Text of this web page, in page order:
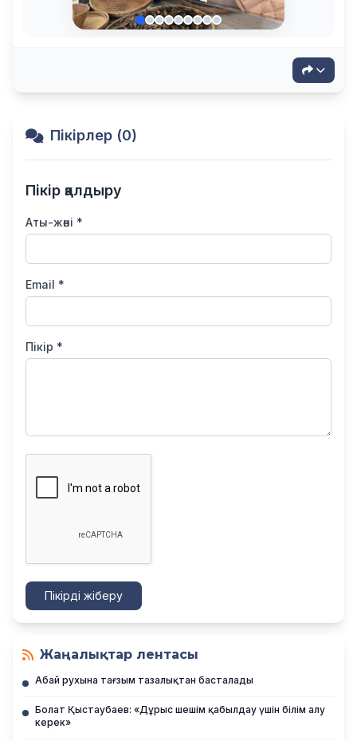
Пікірлер (0)
Пікір қалдыру
Аты-жөні *
Email *
Пікір *
Пікірді жіберу
Жаңалықтар лентасы
Абай рухына тағзым тазалықтан басталады
Болат Қыстаубаев: «Дұрыс шешім қабылдау үшін білім алу
керек»